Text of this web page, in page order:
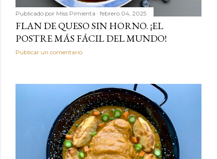
Publicado por Miss Pimienta febrero 04, 2025
FLAN DE QUESO SIN HORNO. ¡EL
POSTRE MÁS FÁCIL DEL MUNDO!
Publicar un comentario